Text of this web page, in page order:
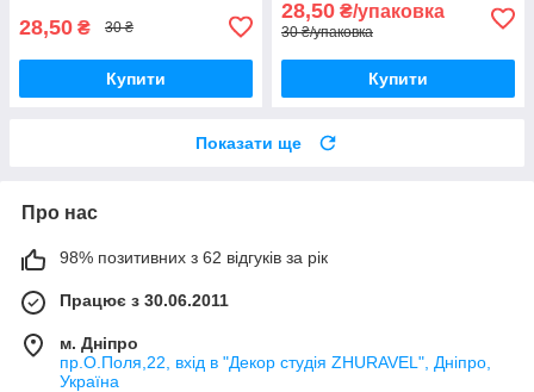
28,50 ₴ 30 ₴
Купити
28,50 ₴/упаковка
30 ₴/упаковка
Купити
Показати ще
Про нас
98% позитивних з 62 відгуків за рік
Працює з 30.06.2011
м. Дніпро
пр.О.Поля,22, вхід в "Декор студія ZHURAVEL", Дніпро,
Україна